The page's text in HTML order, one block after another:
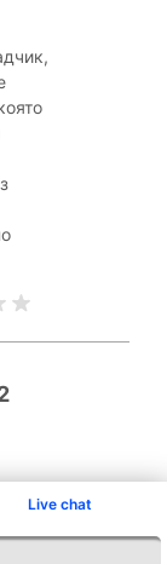
Live chat